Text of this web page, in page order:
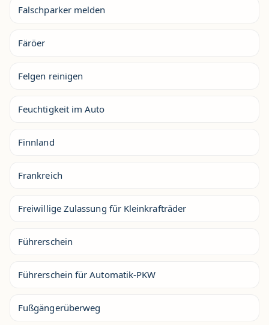
Falschparker melden
Färöer
Felgen reinigen
Feuchtigkeit im Auto
Finnland
Frankreich
Freiwillige Zulassung für Kleinkrafträder
Führerschein
Führerschein für Automatik-PKW
Fußgängerüberweg